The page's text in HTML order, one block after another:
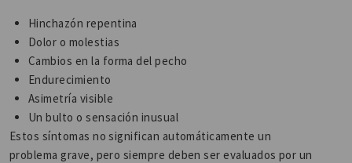
Hinchazón repentina
Dolor o molestias
Cambios en la forma del pecho
Endurecimiento
Asimetría visible
Un bulto o sensación inusual
Estos síntomas no significan automáticamente un
problema grave, pero siempre deben ser evaluados por un